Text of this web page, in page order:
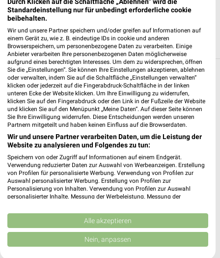
JETZT LADEN UND SPAREN!
Weitere MediaMarkt Saturn Geschäfte mit
Angeboten in und um Mannheim
5 Geschäfte und Orte
MediaMarkt Saturn
Q7 23
68161 Mannheim
482,59 km
Floßwörthstr. 65
68199 Mannheim
483,20 km
Standardeinstellung nur für unbedingt erforderliche cookie
beibehalten.
Wir und unsere Partner speichern und/oder greifen auf Informationen auf
einem Gerät zu, wie z. B. eindeutige IDs in cookie und anderen
Browserspeichern, um personenbezogene Daten zu verarbeiten. Einige
Anbieter verarbeiten Ihre personenbezogenen Daten möglicherweise
aufgrund eines berechtigten Interesses. Um dem zu widersprechen, öffnen
Sie die „Einstellungen“. Sie können Ihre Einstellungen akzeptieren, ablehnen
oder verwalten, indem Sie auf die Schaltfläche „Einstellungen verwalten“
klicken oder jederzeit auf die Fingerabdruck-Schaltfläche in der linken
unteren Ecke der Website klicken. Um Ihre Einwilligung zu widerrufen,
klicken Sie auf den Fingerabdruck oder den Link in der Fußzeile der Website
und klicken Sie auf den Menüpunkt „Meine Daten“. Auf dieser Seite können
Sie Ihre Einwilligung widerrufen. Diese Entscheidungen werden unseren
Partnern mitgeteilt und haben keinen Einfluss auf die Browserdaten.
Wir und unsere Partner verarbeiten Daten, um die Leistung der
Website zu analysieren und Folgendes zu tun:
Speichern von oder Zugriff auf Informationen auf einem Endgerät.
Verwendung reduzierter Daten zur Auswahl von Werbeanzeigen. Erstellung
von Profilen für personalisierte Werbung. Verwendung von Profilen zur
Auswahl personalisierter Werbung. Erstellung von Profilen zur
Personalisierung von Inhalten. Verwendung von Profilen zur Auswahl
personalisierter Inhalte. Messung der Werbeleistung. Messung der
Kombinationen von Daten aus verschiedenen Quellen. Entwicklung und
Verbesserung der Angebote. Verwendung reduzierter Daten zur Auswahl
von Inhalten.
Daten können außerhalb der Europäischen Union weitergegeben und in die
USA gesendet werden.
Alle akzeptieren
Nein, anpassen